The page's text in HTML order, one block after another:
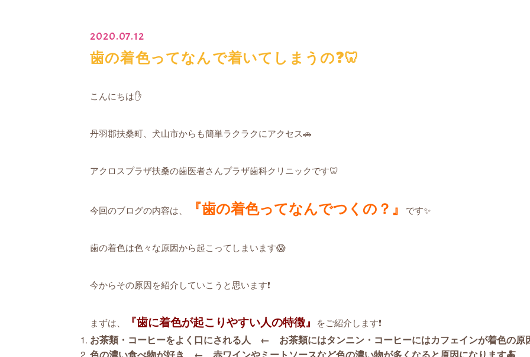
2020.07.12
歯の着色ってなんで着いてしまうの❓🦷
こんにちは✋
丹羽郡扶桑町、犬山市からも簡単ラクラクにアクセス🚗
アクロスプラザ扶桑の歯医者さんプラザ歯科クリニックです🦷
今回のブログの内容は、 『歯の着色ってなんでつくの？』 です✨
歯の着色は色々な原因から起こってしまいます😱
今からその原因を紹介していこうと思います❗️
まずは、 『歯に着色が起こりやすい人の特徴』 をご紹介します❗️
お茶類・コーヒーをよく口にされる人 ← お茶類にはタンニン・コーヒーにはカフェインが着色の原